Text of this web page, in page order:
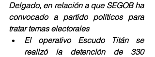
Delgado, en relación a que SEGOB ha
convocado a partido políticos para
tratar temas electorales
El operativo Escudo Titán se
realizó la detención de 330